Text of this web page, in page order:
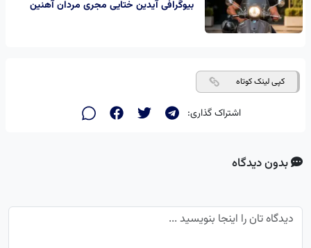
بیوگرافی آیدین ختایی مجری مردان آهنین
کپی لینک کوتاه
اشتراک گذاری:
بدون دیدگاه